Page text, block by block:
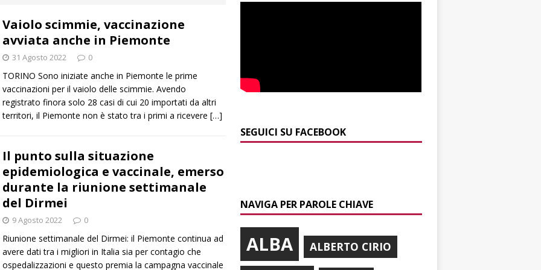
Caso Galeasso in Comune ad Alba, per la Lega le dimissioni
problema politico
ALBA
ITINERARI / La ciclabile del Ponente ligure sui vecchi binari
Maltempo a Monticello d’Alba: crolla un palo dell’illuminazione
Vaiolo scimmie, vaccinazione
avviata anche in Piemonte
31 Agosto 2022 0
TORINO Sono iniziate anche in Piemonte le prime
vaccinazioni per il vaiolo delle scimmie. Avendo
registrato finora solo 28 casi di cui 20 importati da altri
territori, il Piemonte non è stato tra i primi a ricevere […]
Il punto sulla situazione
epidemiologica e vaccinale, emerso
durante la riunione settimanale
del Dirmei
9 Agosto 2022 0
Riunione settimanale del Dirmei: il Piemonte continua ad
avere dati tra i migliori in Italia sia per contagio che
ospedalizzazioni e questo premia la campagna vaccinale
SEGUICI SU FACEBOOK
NAVIGA PER PAROLE CHIAVE
ALBA ALBERTO CIRIO